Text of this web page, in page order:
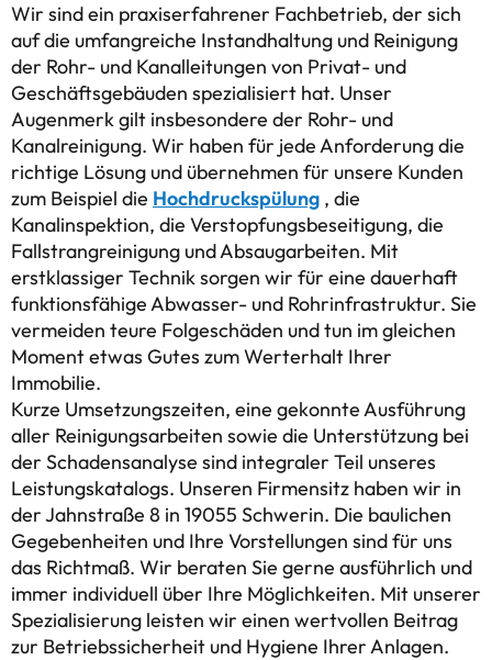
Wir sind ein praxiserfahrener Fachbetrieb, der sich
auf die umfangreiche Instandhaltung und Reinigung
der Rohr- und Kanalleitungen von Privat- und
Geschäftsgebäuden spezialisiert hat. Unser
Augenmerk gilt insbesondere der Rohr- und
Kanalreinigung. Wir haben für jede Anforderung die
richtige Lösung und übernehmen für unsere Kunden
zum Beispiel die Hochdruckspülung , die
Kanalinspektion, die Verstopfungsbeseitigung, die
Fallstrangreinigung und Absaugarbeiten. Mit
erstklassiger Technik sorgen wir für eine dauerhaft
funktionsfähige Abwasser- und Rohrinfrastruktur. Sie
vermeiden teure Folgeschäden und tun im gleichen
Moment etwas Gutes zum Werterhalt Ihrer
Immobilie.
Kurze Umsetzungszeiten, eine gekonnte Ausführung
aller Reinigungsarbeiten sowie die Unterstützung bei
der Schadensanalyse sind integraler Teil unseres
Leistungskatalogs. Unseren Firmensitz haben wir in
der Jahnstraße 8 in 19055 Schwerin. Die baulichen
Gegebenheiten und Ihre Vorstellungen sind für uns
das Richtmaß. Wir beraten Sie gerne ausführlich und
immer individuell über Ihre Möglichkeiten. Mit unserer
Spezialisierung leisten wir einen wertvollen Beitrag
zur Betriebssicherheit und Hygiene Ihrer Anlagen.